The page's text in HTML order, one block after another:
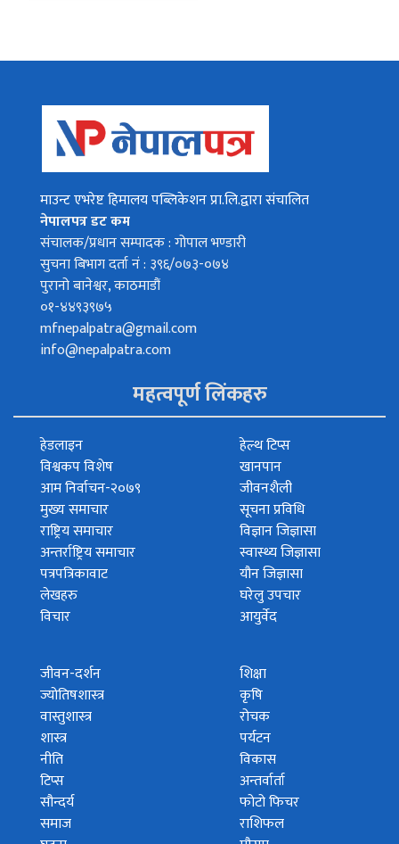
माउन्ट एभरेष्ट हिमालय पब्लिकेशन प्रा.लि.द्वारा संचालित
नेपालपत्र डट कम
संचालक/प्रधान सम्पादक : गोपाल भण्डारी
सुचना बिभाग दर्ता नं : ३९६/०७३-०७४
पुरानो बानेश्वर, काठमाडौं
०१-४४९३९७५
mfnepalpatra@gmail.com
info@nepalpatra.com
महत्वपूर्ण लिंकहरु
हेडलाइन
विश्वकप विशेष
आम निर्वाचन-२०७९
मुख्य समाचार
राष्ट्रिय समाचार
अन्तर्राष्ट्रिय समाचार
पत्रपत्रिकावाट
लेखहरु
विचार
हेल्थ टिप्स
खानपान
जीवनशैली
सूचना प्रविधि
विज्ञान जिज्ञासा
स्वास्थ्य जिज्ञासा
यौन जिज्ञासा
घरेलु उपचार
आयुर्वेद
जीवन-दर्शन
ज्योतिषशास्त्र
वास्तुशास्त्र
शास्त्र
नीति
टिप्स
सौन्दर्य
समाज
शिक्षा
कृषि
रोचक
पर्यटन
विकास
अन्तर्वार्ता
फोटो फिचर
राशिफल